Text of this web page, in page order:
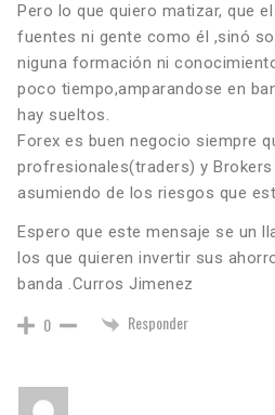
Pero lo que quiero matizar, que
fuentes ni gente como él ,sinó
niguna formación ni
poco tiempo,amparandose en
hay sueltos.
Forex es buen negocio siempre
profresionales(traders) y
asumiendo de los riesgos que
Espero que este mensaje se un
los que quieren invertir sus
banda .Curros Jimenez
0 Responder